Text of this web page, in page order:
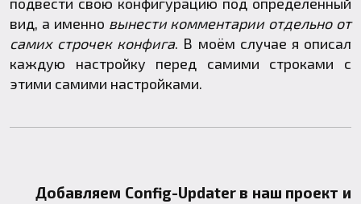
вид, а именно вынести комментарии отдельно от
самих строчек конфига. В моём случае я описал
каждую настройку перед самими строками с
этими самими настройками.
Добавляем Config-Updater в наш проект и